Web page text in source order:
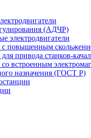
(АДЧР)
электродвигатели
с повышенным
привода станков-
со встроенным
назначения (ГОСТ Р)